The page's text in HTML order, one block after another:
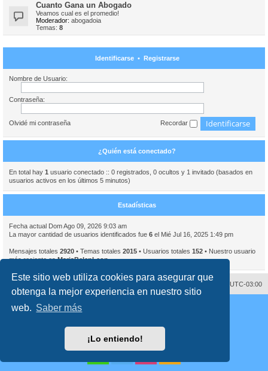
Este sitio web utiliza cookies para asegurar que
obtenga la mejor experiencia en nuestro sitio
web. Saber más
¡Lo entiendo!
Cuanto Gana un Abogado
Veamos cual es el promedio!
Moderador: abogadoia
Temas: 8
Identificarse• Registrarse
Nombre de Usuario:
Contraseña:
Olvidé mi contraseña Recordar
¿Quién está conectado?
En total hay 1 usuario conectado :: 0 registrados, 0 ocultos y 1 invitado (basados en
usuarios activos en los últimos 5 minutos)
Estadísticas
Fecha actual Dom Ago 09, 2026 9:03 am
La mayor cantidad de usuarios identificados fue 6 el Mié Jul 16, 2025 1:49 pm
Mensajes totales 2920 • Temas totales 2015 • Usuarios totales 152 • Nuestro usuario
más reciente esMariaBelenLeon
Todos los horarios son UTC-03:00
Borrar cookies
Desarrollado por
® Forum Software © phpBB Limited
Traducción al español porphpBB España
Condiciones